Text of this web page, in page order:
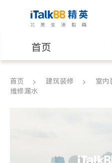
首页
医生
首页 建筑装修 室内
维修漏水